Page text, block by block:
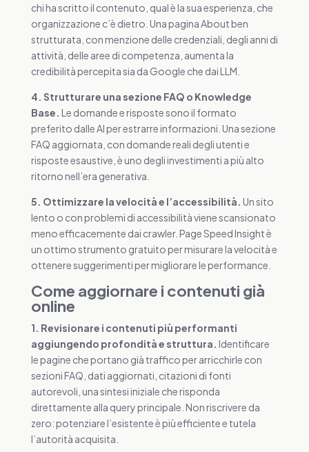
chi ha scritto il contenuto, qual è la sua esperienza, che
organizzazione c’è dietro. Una pagina About ben
strutturata, con menzione delle credenziali, degli anni di
attività, delle aree di competenza, aumenta la
credibilità percepita sia da Google che dai LLM.
4. Strutturare una sezione FAQ o Knowledge
Base. Le domande e risposte sono il formato
preferito dalle AI per estrarre informazioni. Una sezione
FAQ aggiornata, con domande reali degli utenti e
risposte esaustive, è uno degli investimenti a più alto
ritorno nell’era generativa.
5. Ottimizzare la velocità e l’accessibilità. Un sito
lento o con problemi di accessibilità viene scansionato
meno efficacemente dai crawler. Page Speed Insight è
un ottimo strumento gratuito per misurare la velocità e
ottenere suggerimenti per migliorare le performance.
Come aggiornare i contenuti già
online
1. Revisionare i contenuti più performanti
aggiungendo profondità e struttura. Identificare
le pagine che portano già traffico per arricchirle con
sezioni FAQ, dati aggiornati, citazioni di fonti
autorevoli, una sintesi iniziale che risponda
direttamente alla query principale. Non riscrivere da
zero: potenziare l’esistente è più efficiente e tutela
l’autorità acquisita.